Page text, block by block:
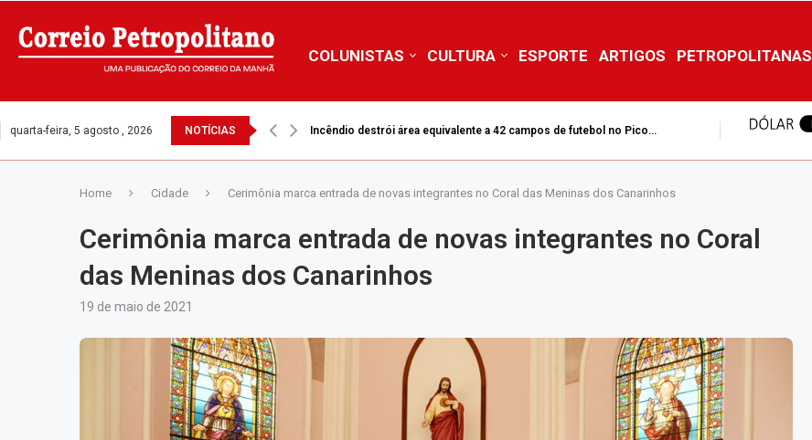
COLUNISTAS CULTURA ESPORTE ARTIGOS PETROPOLITANAS
quarta-feira, 5 agosto , 2026 NOTÍCIAS Incêndio destrói área equivalente a 42 campos de futebol no Pico...
Home Cidade Cerimônia marca entrada de novas integrantes no Coral das Meninas dos Canarinhos
Cerimônia marca entrada de novas integrantes no Coral
das Meninas dos Canarinhos
19 de maio de 2021